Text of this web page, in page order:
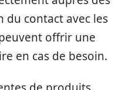
contact avec les
offrir une
en cas de besoin.